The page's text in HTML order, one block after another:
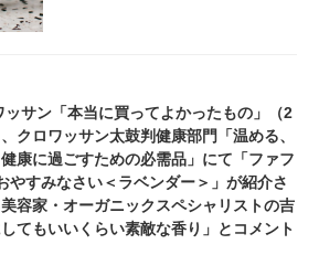
サン「本当に買ってよかったもの」（2
クロワッサン太鼓判健康部門「温める、
康に過ごすための必需品」にて「ファフ
やすみなさい＜ラベンダー＞」が紹介さ
容家・オーガニックスペシャリストの吉
てもいいくらい素敵な香り」とコメント